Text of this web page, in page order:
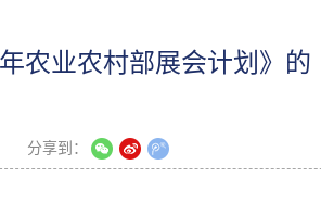
农业农村部展会计划》的
分享到：